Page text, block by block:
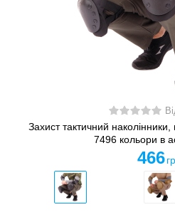
Захист тактичний
7496 кольори в
466